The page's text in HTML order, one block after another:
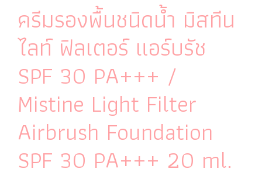
ครีมรองพื้นชนิดน้ำ มิสทีน
ไลท์ ฟิลเตอร์ แอร์บรัช
SPF 30 PA+++ /
Mistine Light Filter
Airbrush Foundation
SPF 30 PA+++ 20 ml.